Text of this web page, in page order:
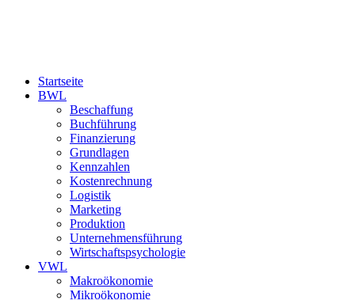
Startseite
BWL
Beschaffung
Buchführung
Finanzierung
Grundlagen
Kennzahlen
Kostenrechnung
Logistik
Marketing
Produktion
Unternehmensführung
Wirtschaftspsychologie
VWL
Makroökonomie
Mikroökonomie